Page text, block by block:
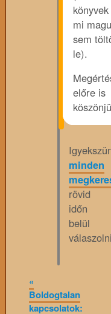
mi
sem
le).
előre is
minden
rövid
időn
belül
«
Boldogtalan
kapcsolatok: